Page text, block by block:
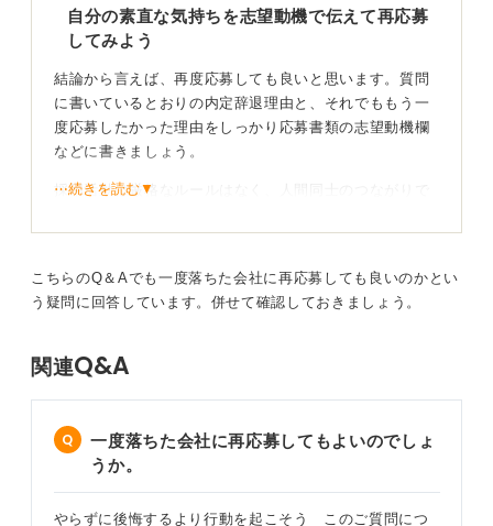
す。
どちらに転ぶかは企業の価値観次第なのです。であれば
自分にできることをやった方が後悔がありませんよね。
もし面接の場に臨んだなら、会社の信念や面接時の対応
など、会社自体にはとても惹かれていたこと、家庭との
両立だけがどうしても気になってしまったことなど正直
に伝えてみてください。
よ。
自分の素直な気持ちを志望動機で伝えて再応募
してみよう
結論から言えば、再度応募しても良いと思います。質問
に書いているとおりの内定辞退理由と、それでももう一
度応募したかった理由をしっかり応募書類の志望動機欄
などに書きましょう。
採用活動は厳格なルールはなく、人間同士のつながりで
かれて」という再応募の動機は、社内の人が聞いたらさ
真心が通じ合う関係は、本当に良いものです。しかしな
る仕事はまだまだ不足しているからです。まずは悔いが
残らないように応募してみるのはどうでしょうか。
断られてもいつか縁があるかもしれないという意識
で対応することが大切
⋯続きを読む▼
こちらのQ＆Aでも一度落ちた会社に再応募しても良いのかとい
う疑問に回答しています。併せて確認しておきましょう。
関連Q&A
一度落ちた会社に再応募してもよいのでしょ
うか。
やらずに後悔するより行動を起こそう このご質問につ